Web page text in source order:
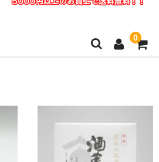
0